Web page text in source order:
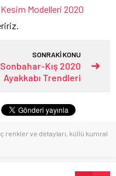
Modelleri 2020
SONRAKİ KONU
Sonbahar-Kış 2020
Ayakkabı Trendleri
renkler ve detayları küllü kumral